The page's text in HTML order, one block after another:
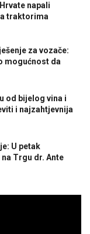
napali
traktorima
za vozače:
mogućnost da
od bijelog vina i
i najzahtjevnija
U petak
Trgu dr. Ante